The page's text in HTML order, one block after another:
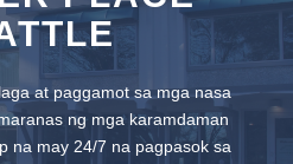
at paggamot sa mga nasa
ng mga karamdaman
na may 24/7 na pagpasok sa